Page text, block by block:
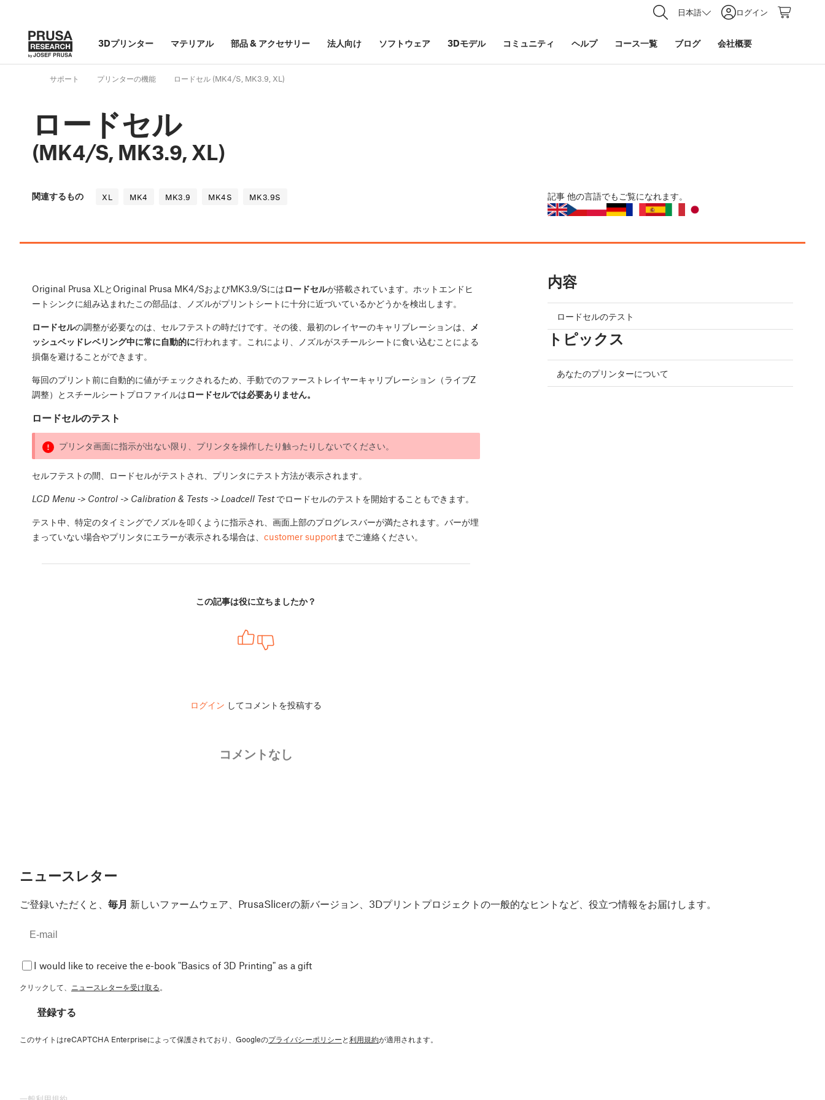
日本語 ログイン
3Dプリンター マテリアル 部品& アクセサリー 法人向け ソフトウェア 3Dモデル コミュニティ ヘルプ コース一覧 ブログ 会社概要
サポート プリンターの機能 ロードセル (MK4/S, MK3.9, XL)
ロードセル
(MK4/S, MK3.9, XL)
関連するもの XL MK4 MK3.9 MK4S MK3.9S 記事 他の言語でもご覧になれます。
Original Prusa XLとOriginal Prusa MK4/SおよびMK3.9/Sにはロードセルが搭載されています。ホットエンドヒ
ートシンクに組み込まれたこの部品は、ノズルがプリントシートに十分に近づいているかどうかを検出します。
ロードセルの調整が必要なのは、セルフテストの時だけです。その後、最初のレイヤーのキャリブレーションは、
メ
ッシュベッドレベリング中に常に自動的に行われます。これにより、ノズルがスチールシートに食い込むことによる
損傷を避けることができます。
毎回のプリント前に自動的に値がチェックされるため、手動でのファーストレイヤーキャリブレーション（ライブZ
調整）とスチールシートプロファイルはロードセルでは必要ありません。
ロードセルのテスト
プリンタ画面に指示が出ない限り、プリンタを操作したり触ったりしないでください。
セルフテストの間、ロードセルがテストされ、プリンタにテスト方法が表示されます。
LCD Menu -> Control -> Calibration & Tests -> Loadcell Testでロードセルのテストを開始することもできます。
テスト中、特定のタイミングでノズルを叩くように指示され、画面上部のプログレスバーが満たされます。バーが埋
まっていない場合やプリンタにエラーが表示される場合は、 customer supportまでご連絡ください。
この記事は役に立ちましたか？
ログイン してコメントを投稿する
コメントなし
内容
ロードセルのテスト
トピックス
あなたのプリンターについて
ニュースレター
ご登録いただくと、 毎月 新しいファームウェア、PrusaSlicerの新バージョン、3Dプリントプロジェクトの一般的なヒントなど、役立つ情報をお届けします。
I would like to receive the e-book "Basics of 3D Printing" as a gift
クリックして、 ニュースレターを受け取る。
登録する
このサイトはreCAPTCHA Enterpriseによって保護されており、Googleのプライバシーポリシーと利用規約が適用されます。